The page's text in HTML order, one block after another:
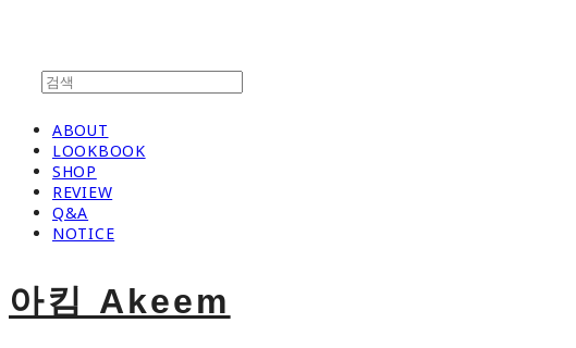
ABOUT
LOOKBOOK
SHOP
REVIEW
Q&A
NOTICE
아킴 Akeem